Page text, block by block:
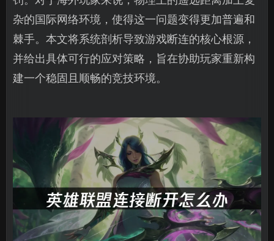
杂的国际网络环境，使得这一问题变得更加普遍和
棘手。本文将系统剖析导致游戏断连的核心根源，
并给出具体可行的应对策略，旨在协助玩家重新构
建一个稳固且顺畅的竞技环境。